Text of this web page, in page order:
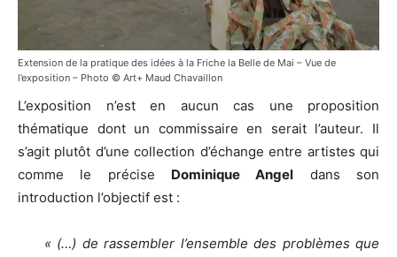
Extension de la pratique des idées à la Friche la Belle de Mai – Vue de
l’exposition – Photo © Art+ Maud Chavaillon
L’exposition n’est en aucun cas une proposition
thématique dont un commissaire en serait l’auteur. Il
s’agit plutôt d’une collection d’échange entre artistes qui
comme le précise Dominique Angel dans son
introduction l’objectif est :
« (…) de rassembler l’ensemble des problèmes que